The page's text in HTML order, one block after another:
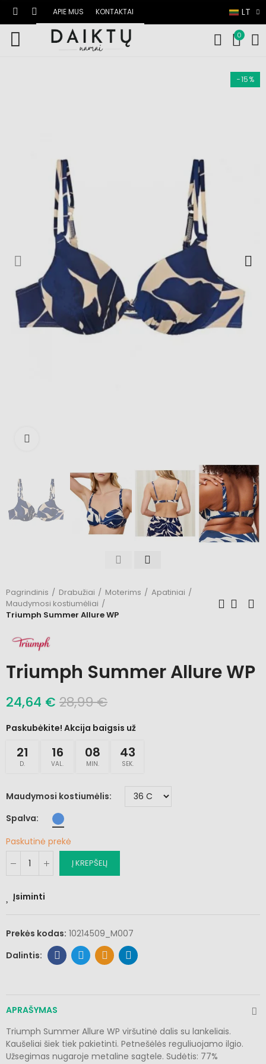
LT
APIE MUS KONTAKTAI
0
−15%
Pagrindinis Drabužiai Moterims
Apatiniai
Maudymosi kostiumėliai
Triumph Summer Allure WP
Triumph Summer Allure WP
24,64 € 28,99 €
Paskubėkite! Akcija baigsis už
21
D.
16
VAL.
08
MIN.
42
SEK.
Maudymosi kostiumėlis
Spalva
Paskutinė prekė
Į KREPŠELĮ
Įsiminti
Prekės kodas: 10214509_M007
APRAŠYMAS
Triumph Summer Allure WP viršutinė dalis su lankeliais.
Kaušeliai šiek tiek pakietinti. Petnešėlės reguliuojamo ilgio.
Užsegimas nugaroje metaline sagtele. Sudėtis: 77%